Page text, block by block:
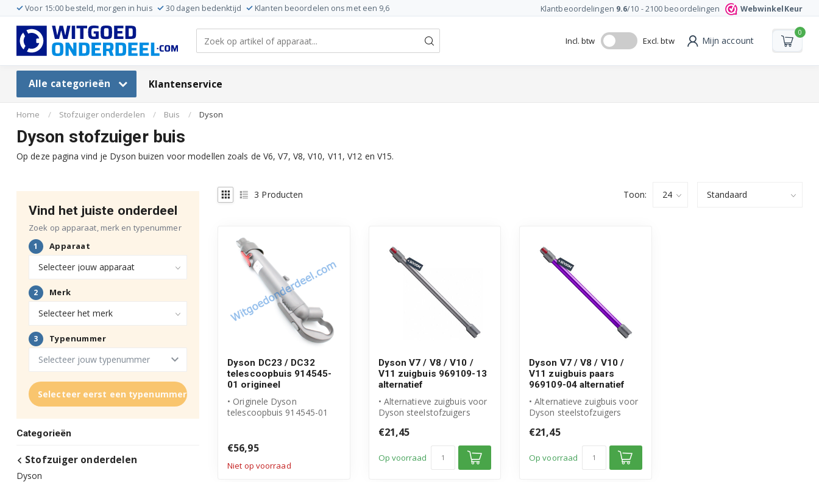
Voor 15:00 besteld, morgen in huis 30 dagen bedenktijd Klanten beoordelen ons met een 9,6 Klantbeoordelingen 9.6/10 -2100 beoordelingen WebwinkelKeur
Incl. btw Excl. btw Mijn account
0
Alle categorieën Klantenservice
Home / Stofzuiger onderdelen / Buis / Dyson
Dyson stofzuiger buis
Op deze pagina vind je Dyson buizen voor modellen zoals de V6, V7, V8, V10, V11, V12 en V15.
Vind het juiste onderdeel
Zoek op apparaat, merk en typenummer
Selecteer eerst een typenummer
Categorieën
Stofzuiger onderdelen
Dyson
3 Producten Toon:
Dyson DC23 / DC32
telescoopbuis 914545-
01 origineel
• Originele Dyson
telescoopbuis 914545-01
€56,95
Niet op voorraad
Dyson V7 / V8 / V10 /
V11 zuigbuis 969109-13
alternatief
• Alternatieve zuigbuis voor
Dyson steelstofzuigers
onderd...
€21,45
Op voorraad
Dyson V7 / V8 / V10 /
V11 zuigbuis paars
969109-04 alternatief
• Alternatieve zuigbuis voor
Dyson steelstofzuigers
onderd...
€21,45
Op voorraad